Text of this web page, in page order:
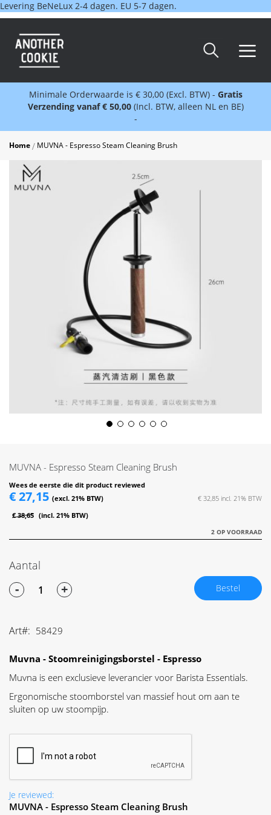
Levering BeNeLux 2-4 dagen. EU 5-7 dagen.
Minimale Orderwaarde is € 30,00 (Excl. BTW) - Gratis
Verzending vanaf € 50,00 (Incl. BTW, alleen NL en BE)
-
Home MUVNA - Espresso Steam Cleaning Brush
MUVNA - Espresso Steam Cleaning Brush
Wees de eerste die dit product reviewed
€ 27,15
€ 32,85
€ 38,65
2 OP VOORRAAD
Aantal
- + Bestel
Art 58429
Muvna - Stoomreinigingsborstel - Espresso
Muvna is een exclusieve leverancier voor Barista Essentials.
Ergonomische stoomborstel van massief hout om aan te
sluiten op uw stoompijp.
Skip
the
the
beginning
of
the
gallery
Je reviewed:
MUVNA - Espresso Steam Cleaning Brush